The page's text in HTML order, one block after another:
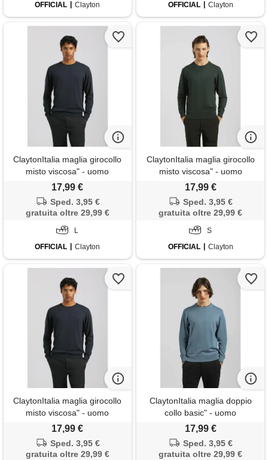
OFFICIAL
Clayton
OFFICIAL
Clayton
ClaytonItalia maglia girocollo
misto viscosa" - uomo
17,99 €
Sped. 3,95 €
gratuita oltre 29,99 €
L
OFFICIAL
Clayton
ClaytonItalia maglia girocollo
misto viscosa" - uomo
17,99 €
Sped. 3,95 €
gratuita oltre 29,99 €
S
OFFICIAL
Clayton
ClaytonItalia maglia girocollo
misto viscosa" - uomo
17,99 €
Sped. 3,95 €
gratuita oltre 29,99 €
ClaytonItalia maglia doppio
collo basic" - uomo
17,99 €
Sped. 3,95 €
gratuita oltre 29,99 €